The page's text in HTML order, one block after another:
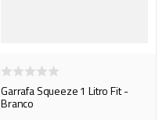
Garrafa Squeeze 1 Litro Fit -
Branco